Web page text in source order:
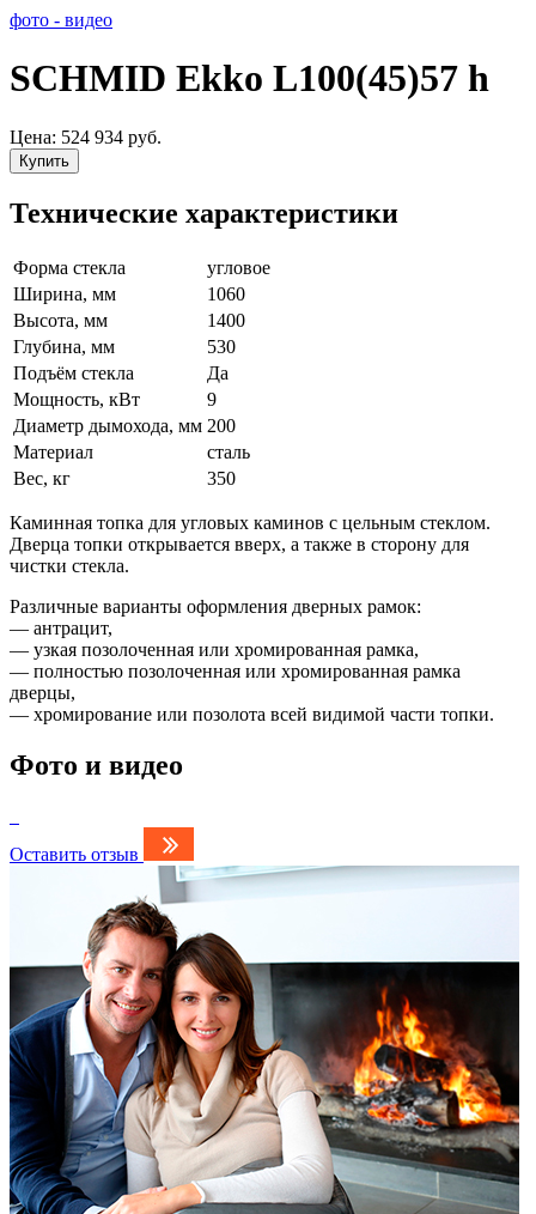
фото - видео
SCHMID Ekko L100(45)57 h
Цена: 524 934 руб.
Купить
Технические характеристики
Форма стекла
угловое
Ширина, мм
1060
Высота, мм
1400
Глубина, мм
530
Подъём стекла
Да
Мощность, кВт
9
Диаметр дымохода, мм 200
Материал
сталь
Вес, кг
350
Каминная топка для угловых каминов с цельным стеклом.
Дверца топки открывается вверх, а также в сторону для
чистки стекла.
Различные варианты оформления дверных рамок:
— aнтрацит,
— узкая позолоченная или хромированная рамка,
— полностью позолоченная или хромированная рамка
дверцы,
— хромирование или позолота всей видимой части топки.
Фото и видео
Оставить отзыв